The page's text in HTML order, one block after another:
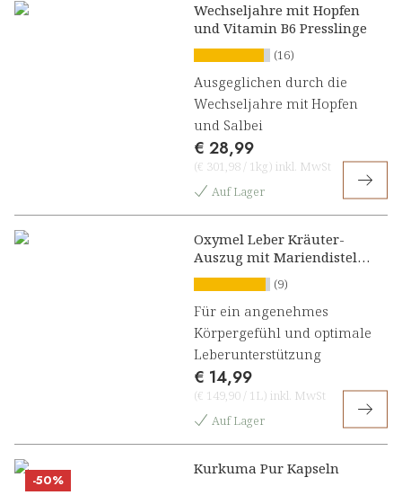
Wechseljahre mit Hopfen
und Vitamin B6 Presslinge
(16)
Ausgeglichen durch die
Wechseljahre mit Hopfen
und Salbei
€ 28,99
(€ 301,98 / 1kg) inkl. MwSt
Auf Lager
Oxymel Leber Kräuter-
Auszug mit Mariendistel,
Artischocke und
Löwenzahn (9)
Für ein angenehmes
Körpergefühl und optimale
Leberunterstützung
€ 14,99
(€ 149,90 / 1L) inkl. MwSt
Auf Lager
-50%
Kurkuma Pur Kapseln